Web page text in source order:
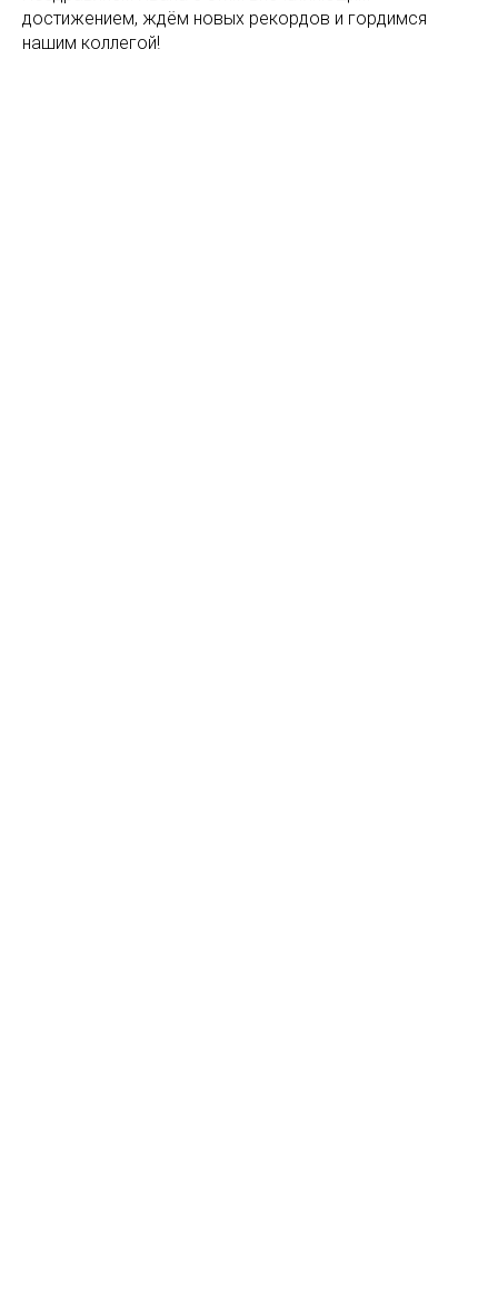
достижением, ждём новых рекордов и гордимся
нашим коллегой!